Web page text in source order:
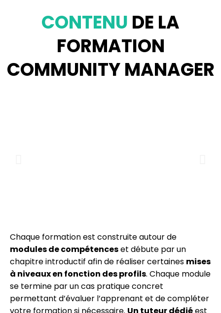
CONTENU DE LA
FORMATION
COMMUNITY MANAGER
Chaque formation est construite autour de
modules de compétenceset débute par un
chapitre introductif afin de réaliser certaines mises
à niveaux en fonction des profils. Chaque module
se termine par un cas pratique concret
permettant d’évaluer l’apprenant et de compléter